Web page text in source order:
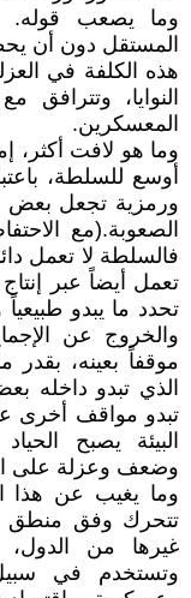
وما يصعب قوله.
المستقل دون أن
هذه الكلفة في
النوايا،
المعسكرين.
وما هو لافت أكثر،
أوسع للسلطة،
ورمزية تجعل بعض
الصعوبة.(مع
فالسلطة لا تعمل
تعمل أيضاً عبر
تحدد ما يبدو
والخروج عن
موقفاً بعينه، بقدر
الذي تبدو داخله
تبدو مواقف أخرى
البيئة يصبح
وضعف وعزلة على
وما يغيب عن هذا
تتحرك وفق منطق
غيرها من
وتستخدم في